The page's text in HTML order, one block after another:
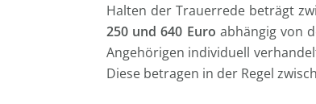
Halten der Trauerrede beträgt
250 und 640 Euro abhängig von
Angehörigen individuell
Diese betragen in der Regel